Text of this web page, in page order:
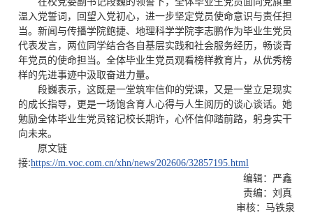
温入党誓词，回望入党初心，进一步坚定党员使命意识与责任担
当。新闻与传播学院鲍捷、地理科学学院李志鹏作为毕业生党员
代表发言，两位同学结合各自基层实践和社会服务经历，畅谈青
年党员的使命担当。全体毕业生党员观看榜样教育片，从优秀榜
样的先进事迹中汲取奋进力量。
段巍表示，这既是一堂筑牢信仰的党课，又是一堂立足现实
的成长指导，更是一场饱含育人心得与人生阅历的谈心谈话。她
勉励全体毕业生党员铭记校长期许，心怀信仰踏前路，躬身实干
向未来。
原文链
接:https://m.voc.com.cn/xhn/news/202606/32857195.html
编辑：严鑫
责编：刘真
审核：马铁泉